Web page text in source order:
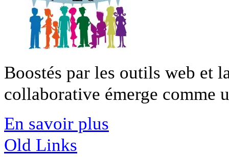
Boostés par les outils web et
collaborative émerge comme
En savoir plus
Old Links